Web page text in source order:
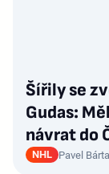
Šířily se
Gudas:
návrat do
NHL Pavel Bárta